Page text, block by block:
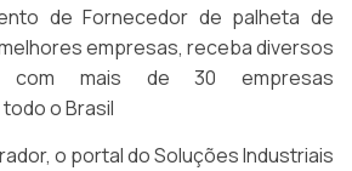
de Fornecedor de palheta de
empresas, receba diversos
com mais de 30 empresas
o Brasil
o portal do Soluções Industriais